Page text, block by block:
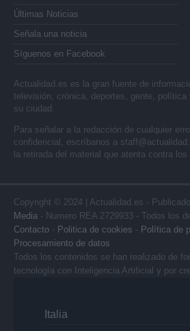
Últimas Noticias
Señala una noticia
Síguenos en Facebook
Actualidad.es es la gran fuente de
televisión, crónica, deportes, gente,
su ciudad.
Para señalar a la redacción de cualquier
confidencial, escríbanos a
la retirada del material que atenta contra los
Copyright © 2024 | Actualidad.es -
Media - Numero REA 2729933 - Todos los
Contacto - Politica de cookies - Política de
Procesamiento de datos
Todos los contenidos se han realizado de
tecnología con Inteligencia Artificial y por
Italia